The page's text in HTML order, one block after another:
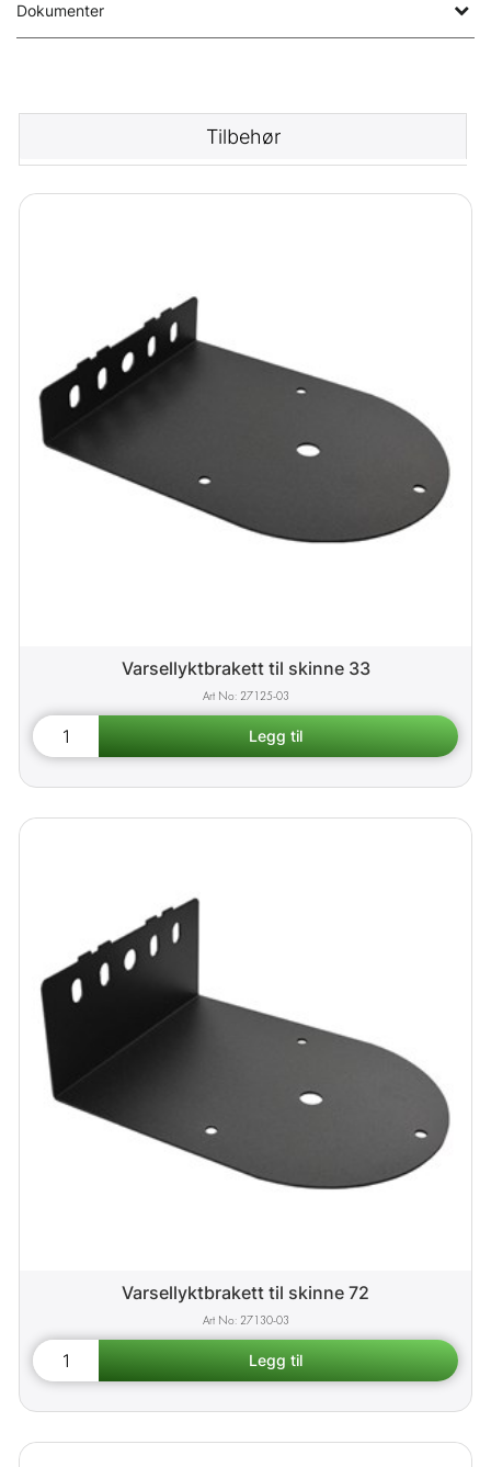
Dokumenter
Tilbehør
Varsellyktbrakett til skinne 33
27125-03
Varsellyktbrakett til skinne 72
27130-03